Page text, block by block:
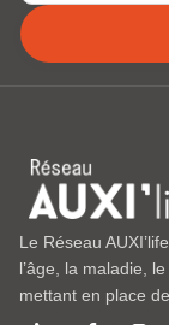
Le Réseau
l’âge, la maladie,
mettant en place